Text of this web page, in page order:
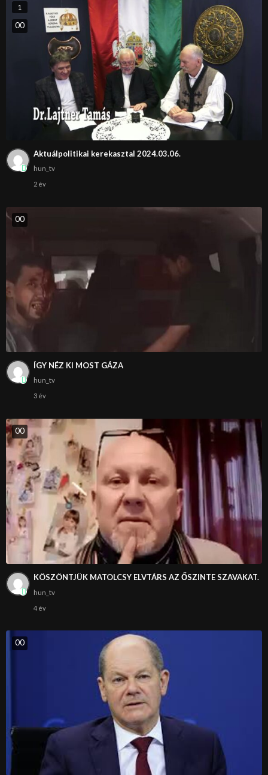
1
00
Aktuálpolitikai kerekasztal 2024.03.06.
hun_tv
2 év
00
ÍGY NÉZ KI MOST GÁZA
hun_tv
3 év
00
KÖSZÖNTJÜK MATOLCSY ELVTÁRS AZ ŐSZINTE SZAVAKAT.
hun_tv
4 év
00